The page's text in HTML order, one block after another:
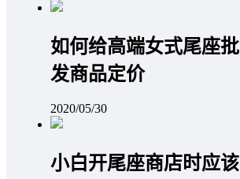
如何给高端女式尾座批
发商品定价
2020/05/30
小白开尾座商店时应该